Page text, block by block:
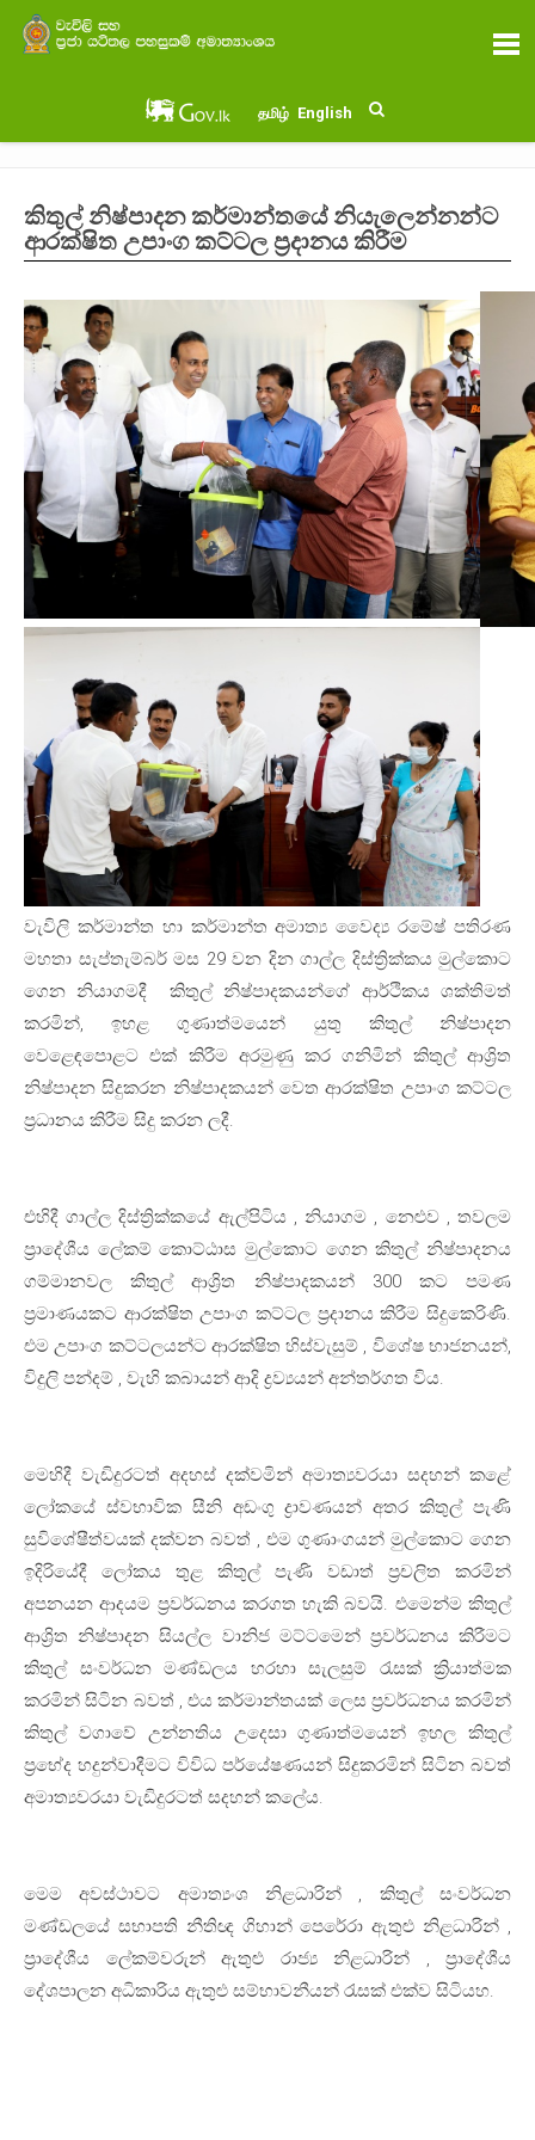
தமிழ் English
කිතුල් නිෂ්පාදන කර්මාන්තයේ නියැලෙන්නන්ට
ආරක්ෂිත උපාංග කට්ටල ප්‍රදානය කිරීම
වැවිලි කර්මාන්ත හා කර්මාන්ත අමාත්‍ය වෛද්‍ය රමේෂ් පතිරණ
මහතා සැප්තැම්බර් මස 29 වන දින ගාල්ල දිස්ත්‍රික්කය මුල්කොට
ගෙන නියාගමදී කිතුල් නිෂ්පාදකයන්ගේ ආර්ථිකය ශක්තිමත්
කරමින්, ඉහළ ගුණාත්මයෙන් යුතු කිතුල් නිෂ්පාදන
වෙළෙඳපොළට එක් කිරීම අරමුණු කර ගනිමින් කිතුල් ආශ්‍රිත
නිෂ්පාදන සිදුකරන නිෂ්පාදකයන් වෙත ආරක්ෂිත උපාංග කට්ටල
ප්‍රධානය කිරීම සිදු කරන ලදී.
එහිදී ගාල්ල දිස්ත්‍රික්කයේ ඇල්පිටිය , නියාගම , නෙළුව , තවලම
ප්‍රාදේශීය ලේකම් කොට්ඨාස මුල්කොට ගෙන කිතුල් නිෂ්පාදනය
ගම්මානවල කිතුල් ආශ්‍රිත නිෂ්පාදකයන් 300 කට පමණ
ප්‍රමාණයකට ආරක්ෂිත උපාංග කට්ටල ප්‍රදානය කිරීම සිදුකෙරිණි.
එම උපාංග කට්ටලයන්ට ආරක්ෂිත හිස්වැසුම් , විශේෂ භාජනයන්,
විදුලි පන්දම් , වැහි කබායන් ආදි ද්‍රව්‍යයන් අන්තර්ගත විය.
මෙහිදී වැඩිදුරටත් අදහස් දක්වමින් අමාත්‍යවරයා සදහන් කළේ
ලෝකයේ ස්වභාවික සීනි අඩංගු ද්‍රාවණයන් අතර කිතුල් පැණි
සුවිශේෂීත්වයක් දක්වන බවත් , එම ගුණාංගයන් මුල්කොට ගෙන
ඉදිරියේදී ලෝකය තුළ කිතුල් පැණි වඩාත් ප්‍රචලිත කරමින්
අපනයන ආදයම ප්‍රවර්ධනය කරගත හැකි බවයි. එමෙන්ම කිතුල්
ආශ්‍රිත නිෂ්පාදන සියල්ල වානිජ මට්ටමෙන් ප්‍රවර්ධනය කිරීමට
කිතුල් සංවර්ධන මණ්ඩලය හරහා සැලසුම් රැසක් ක්‍රියාත්මක
කරමින් සිටින බවත් , එය කර්මාන්තයක් ලෙස ප්‍රවර්ධනය කරමින්
කිතුල් වගාවේ උන්නතිය උදෙසා ගුණාත්මයෙන් ඉහල කිතුල්
ප්‍රභේද හදුන්වාදීමට විවිධ පර්යේෂණයන් සිදුකරමින් සිටින බවත්
අමාත්‍යවරයා වැඩිදුරටත් සදහන් කලේය.
මෙම අවස්ථාවට අමාත්‍යංශ නිළධාරින් , කිතුල් සංවර්ධන
මණ්ඩලයේ සභාපති නීතිඥ ගිහාන් පෙරේරා ඇතුළු නිළධාරින් ,
ප්‍රාදේශීය ලේකම්වරුන් ඇතුළු රාජ්‍ය නිළධාරින් , ප්‍රාදේශීය
දේශපාලන අධිකාරිය ඇතුළු සම්භාවනීයන් රැසක් එක්ව සිටියහ.